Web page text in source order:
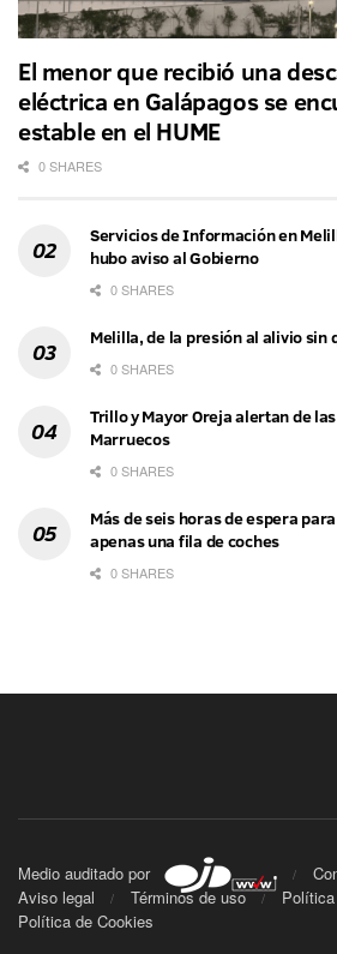
El menor que recibió una
eléctrica en Galápagos se
estable en el HUME
0 SHARES
Servicios de Información en
hubo aviso al Gobierno
0 SHARES
Melilla, de la presión al alivio sin
0 SHARES
Trillo y Mayor Oreja alertan de
Marruecos
0 SHARES
Más de seis horas de espera
apenas una fila de coches
0 SHARES
Medio auditado por
Aviso legal
Términos de uso
Política de Cookies